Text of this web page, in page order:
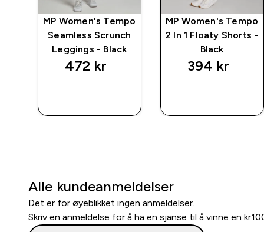
MP Women's Tempo
Seamless Scrunch
Leggings - Black
472 kr‎
MP Women's Tempo
2 In 1 Floaty Shorts -
Black
394 kr‎
Alle kundeanmeldelser
Det er for øyeblikket ingen anmeldelser.
Skriv en anmeldelse for å ha en sjanse til å vinne en